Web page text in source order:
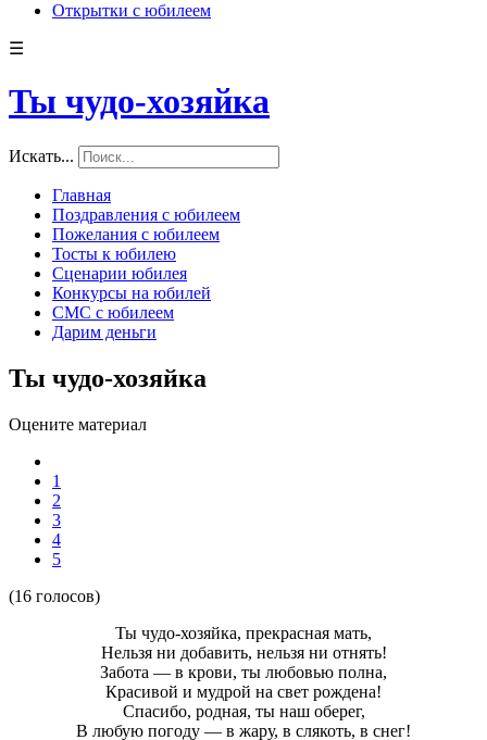
Открытки с юбилеем
☰
Ты чудо-хозяйка
Искать...
Главная
Поздравления с юбилеем
Пожелания с юбилеем
Тосты к юбилею
Сценарии юбилея
Конкурсы на юбилей
СМС с юбилеем
Дарим деньги
Ты чудо-хозяйка
Оцените материал
1
2
3
4
5
(16 голосов)
Ты чудо-хозяйка, прекрасная мать,
Нельзя ни добавить, нельзя ни отнять!
Забота — в крови, ты любовью полна,
Красивой и мудрой на свет рождена!
Спасибо, родная, ты наш оберег,
В любую погоду — в жару, в слякоть, в снег!